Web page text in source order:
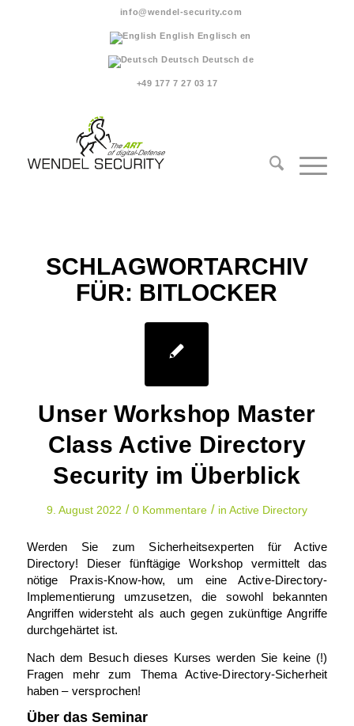
info@wendel-security.com
English Englisch en
Deutsch Deutsch de
+49 177 7 27 03 17
SCHLAGWORTARCHIV
FÜR: BITLOCKER
Unser Workshop Master
Class Active Directory
Security im Überblick
9. August 2022 / 0 Kommentare / in Active Directory
Werden Sie zum Sicherheitsexperten für Active
Directory! Dieser fünftägige Workshop vermittelt das
nötige Praxis-Know-how, um eine Active-Directory-
Implementierung umzusetzen, die sowohl bekannten
Angriffen widersteht als auch gegen zukünftige Angriffe
durchgehärtet ist.
Nach dem Besuch dieses Kurses werden Sie keine (!)
Fragen mehr zum Thema Active-Directory-Sicherheit
haben – versprochen!
Über das Seminar